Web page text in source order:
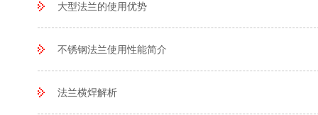
大型法兰的使用优势
不锈钢法兰使用性能简介
法兰横焊解析